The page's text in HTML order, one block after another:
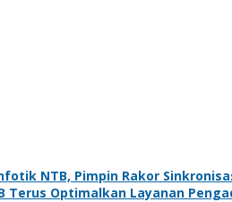
NTB, Pimpin Rakor
Terus Optimalkan Layanan